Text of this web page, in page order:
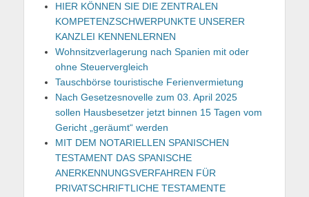
HIER KÖNNEN SIE DIE ZENTRALEN
KOMPETENZSCHWERPUNKTE UNSERER
KANZLEI KENNENLERNEN
Wohnsitzverlagerung nach Spanien mit oder
ohne Steuervergleich
Tauschbörse touristische Ferienvermietung
Nach Gesetzesnovelle zum 03. April 2025
sollen Hausbesetzer jetzt binnen 15 Tagen vom
Gericht „geräumt“ werden
MIT DEM NOTARIELLEN SPANISCHEN
TESTAMENT DAS SPANISCHE
ANERKENNUNGSVERFAHREN FÜR
PRIVATSCHRIFTLICHE TESTAMENTE